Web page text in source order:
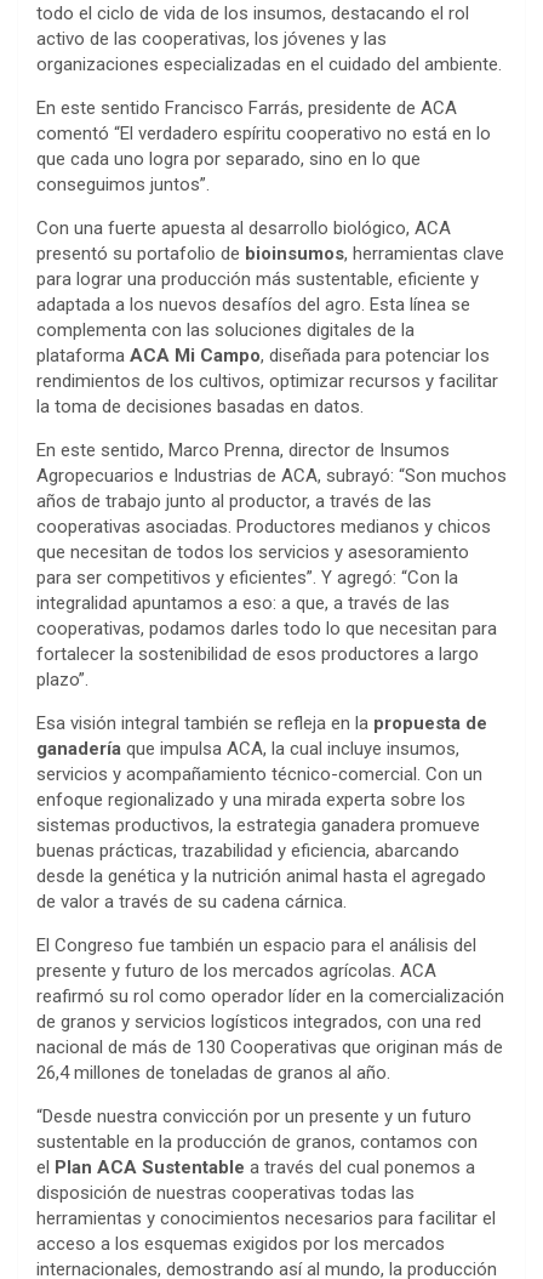
todo el ciclo de vida de los insumos, destacando el rol
activo de las cooperativas, los jóvenes y las
organizaciones especializadas en el cuidado del ambiente.
En este sentido Francisco Farrás, presidente de ACA
comentó “El verdadero espíritu cooperativo no está en lo
que cada uno logra por separado, sino en lo que
conseguimos juntos”.
Con una fuerte apuesta al desarrollo biológico, ACA
presentó su portafolio de bioinsumos, herramientas clave
para lograr una producción más sustentable, eficiente y
adaptada a los nuevos desafíos del agro. Esta línea se
complementa con las soluciones digitales de la
plataforma ACA Mi Campo, diseñada para potenciar los
rendimientos de los cultivos, optimizar recursos y facilitar
la toma de decisiones basadas en datos.
En este sentido, Marco Prenna, director de Insumos
Agropecuarios e Industrias de ACA, subrayó: “Son muchos
años de trabajo junto al productor, a través de las
cooperativas asociadas. Productores medianos y chicos
que necesitan de todos los servicios y asesoramiento
para ser competitivos y eficientes”. Y agregó: “Con la
integralidad apuntamos a eso: a que, a través de las
cooperativas, podamos darles todo lo que necesitan para
fortalecer la sostenibilidad de esos productores a largo
plazo”.
Esa visión integral también se refleja en la propuesta de
ganadería que impulsa ACA, la cual incluye insumos,
servicios y acompañamiento técnico-comercial. Con un
enfoque regionalizado y una mirada experta sobre los
sistemas productivos, la estrategia ganadera promueve
buenas prácticas, trazabilidad y eficiencia, abarcando
desde la genética y la nutrición animal hasta el agregado
de valor a través de su cadena cárnica.
El Congreso fue también un espacio para el análisis del
presente y futuro de los mercados agrícolas. ACA
reafirmó su rol como operador líder en la comercialización
de granos y servicios logísticos integrados, con una red
nacional de más de 130 Cooperativas que originan más de
26,4 millones de toneladas de granos al año.
“Desde nuestra convicción por un presente y un futuro
sustentable en la producción de granos, contamos con
el Plan ACA Sustentable a través del cual ponemos a
disposición de nuestras cooperativas todas las
herramientas y conocimientos necesarios para facilitar el
acceso a los esquemas exigidos por los mercados
internacionales, demostrando así al mundo, la producción